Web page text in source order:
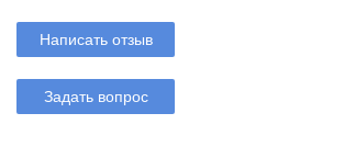
Написать отзыв
Задать вопрос